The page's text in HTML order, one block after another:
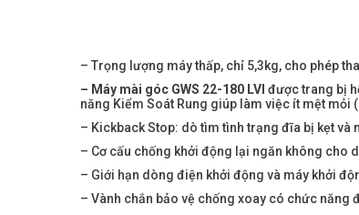
– Trọng lượng máy thấp, chỉ 5,3kg, cho phép
– Máy mài góc GWS 22-180 LVI được trang bị
năng Kiểm Soát Rung giúp làm việc ít mệt mỏi
– Kickback Stop: dò tìm tình trạng đĩa bị kẹt và
– Cơ cấu chống khởi động lại ngăn không cho
– Giới hạn dòng điện khởi động và máy khởi
– Vành chắn bảo vệ chống xoay có chức năng